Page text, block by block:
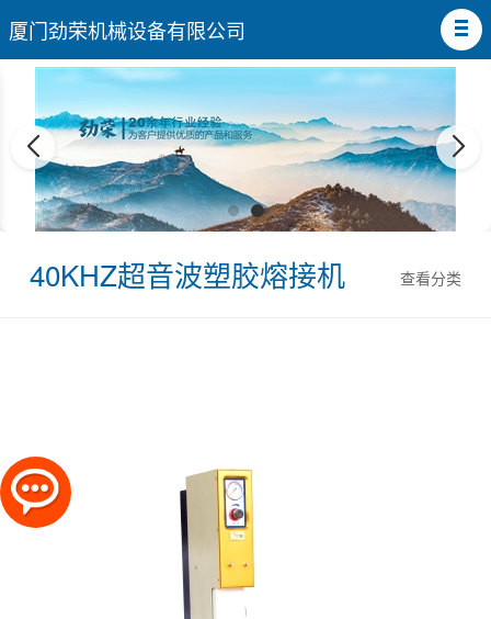
厦门劲荣机械设备有限公司
查看分类
40KHZ超音波塑胶熔接机